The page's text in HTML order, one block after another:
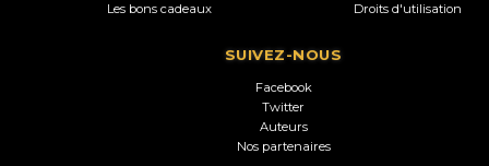
Les bons cadeaux
Droits d'utilisation
SUIVEZ-NOUS
Facebook
Twitter
Auteurs
Nos partenaires